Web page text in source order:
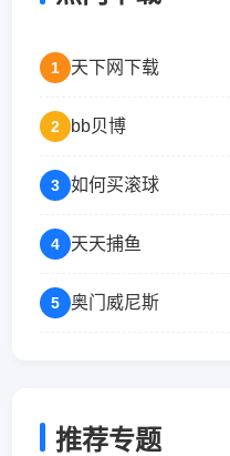
1 天下网下载
2 bb贝博
3 如何买滚球
4 天天捕鱼
5 奥门威尼斯
推荐专题